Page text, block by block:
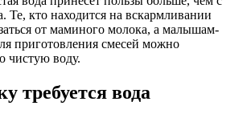
Те, кто находится на вскармливании
от маминого молока, а малышам-
приготовления смесей можно
чистую воду.
требуется вода